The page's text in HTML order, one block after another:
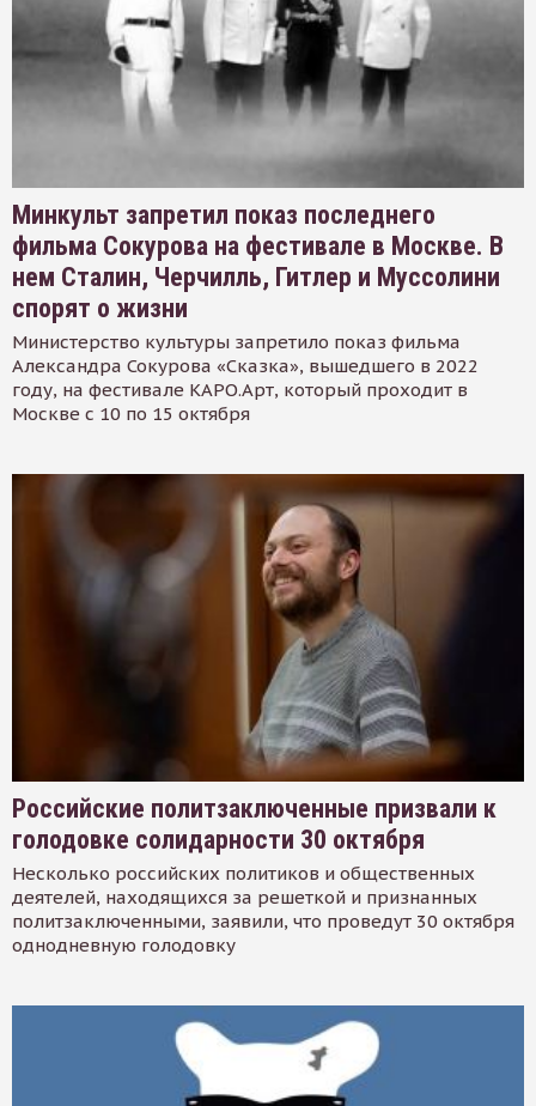
Минкульт запретил показ последнего
фильма Сокурова на фестивале в Москве. В
нем Сталин, Черчилль, Гитлер и Муссолини
спорят о жизни
Министерство культуры запретило показ фильма
Александра Сокурова «Сказка», вышедшего в 2022
году, на фестивале КАРО.Арт, который проходит в
Москве с 10 по 15 октября
Российские политзаключенные призвали к
голодовке солидарности 30 октября
Несколько российских политиков и общественных
деятелей, находящихся за решеткой и признанных
политзаключенными, заявили, что проведут 30 октября
однодневную голодовку